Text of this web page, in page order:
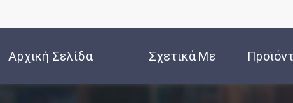
Αρχική Σελίδα Σχετικά Με